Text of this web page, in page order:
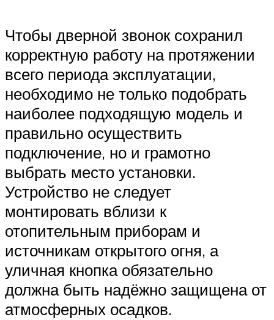
Чтобы дверной звонок сохранил
корректную работу на протяжении
всего периода эксплуатации,
необходимо не только подобрать
наиболее подходящую модель и
правильно осуществить
подключение, но и грамотно
выбрать место установки.
Устройство не следует
монтировать вблизи к
отопительным приборам и
источникам открытого огня, а
уличная кнопка обязательно
должна быть надёжно защищена от
атмосферных осадков.